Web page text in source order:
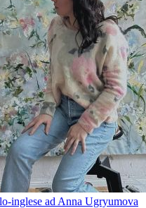
inglese ad Anna Ugryumova